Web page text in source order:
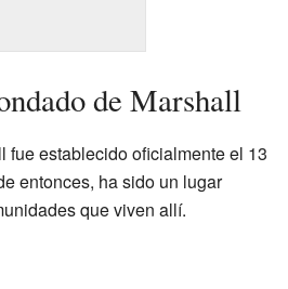
de Marshall
fue establecido oficialmente el 13
entonces, ha sido un lugar
que viven allí.